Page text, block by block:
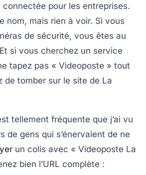
pour les entreprises.
nom, mais rien à voir. Si vous
de sécurité, vous êtes au
si vous cherchez un service
tapez pas « Videoposte » tout
de tomber sur le site de La
tellement fréquente que j’ai vu
de gens qui s’énervaient de ne
un colis avec « Videoposte La
bien l’URL complète :